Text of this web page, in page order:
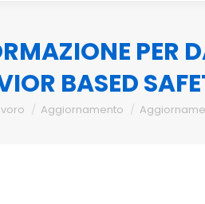
PER
BASED
Aggiornamento